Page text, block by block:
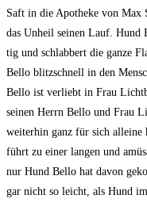
Saft in die Apo­the­ke von Max
das Unheil sei­nen Lauf.
tig und schlab­bert die gan­ze
Bel­lo blitz­schnell in den
Bel­lo ist ver­liebt in Frau
sei­nen Herrn Bel­lo und Frau
wei­ter­hin ganz für sich allei­ne
führt zu einer lan­gen und
nur Hund Bel­lo hat davon
gar nicht so leicht, als Hund